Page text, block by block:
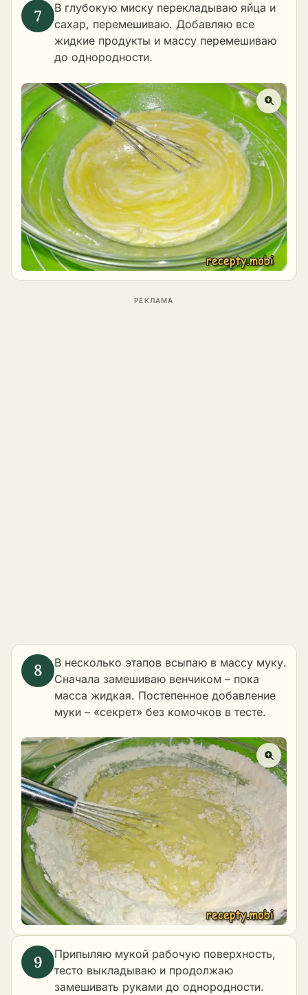
В глубокую миску перекладываю яйца и
сахар, перемешиваю. Добавляю все
жидкие продукты и массу перемешиваю
до однородности.
В несколько этапов всыпаю в массу муку.
Сначала замешиваю венчиком – пока
масса жидкая. Постепенное добавление
муки – «секрет» без комочков в тесте.
Припыляю мукой рабочую поверхность,
тесто выкладываю и продолжаю
замешивать руками до однородности.